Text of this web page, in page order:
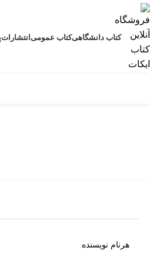
کتاب دانشگاهیکتاب عمومیانتشارات